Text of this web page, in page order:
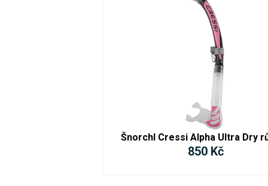
Šnorchl Cressi Alpha Ultra Dry
850 Kč